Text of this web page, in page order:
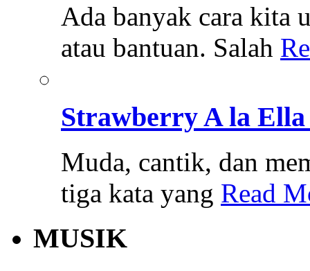
Ada banyak cara kita
atau bantuan. Salah
Strawberry A la
Muda, cantik, dan
tiga kata yang Read
MUSIK